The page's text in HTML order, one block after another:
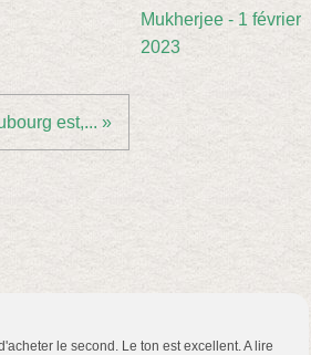
Mukherjee - 1 février
2023
est,... »
le second. Le ton est excellent. A lire